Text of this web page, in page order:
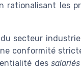
rationalisant les
secteur
conformité
dessalariés